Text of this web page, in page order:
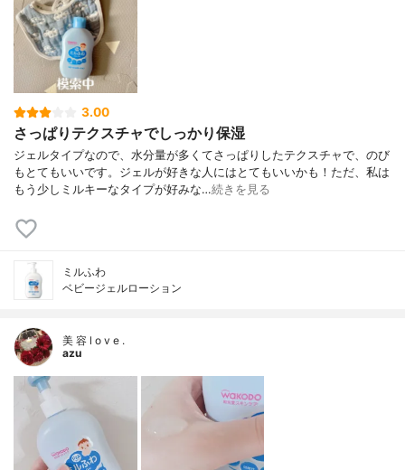
3.00
さっぱりテクスチャでしっかり保湿
ジェルタイプなので、水分量が多くてさっぱりしたテクスチャで、のび
もとてもいいです。ジェルが好きな人にはとてもいいかも！ただ、私は
もう少しミルキーなタイプが好みな…続きを見る
ミルふわ
ベビージェルローション
美 容 l o v e .
azu